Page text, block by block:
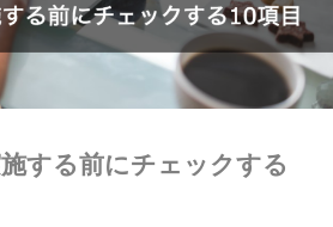
する前にチェックする